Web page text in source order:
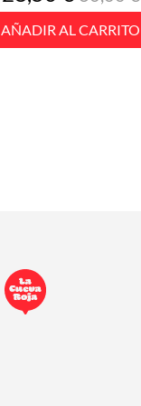
base
AÑADIR AL CARRITO